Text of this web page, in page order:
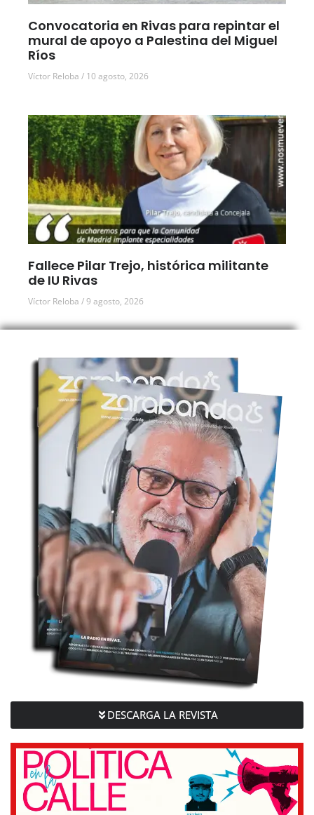
Convocatoria en Rivas para repintar el
mural de apoyo a Palestina del Miguel
Ríos
Víctor Reloba 10 agosto, 2026
Fallece Pilar Trejo, histórica militante
de IU Rivas
Víctor Reloba 9 agosto, 2026
DESCARGA LA REVISTA